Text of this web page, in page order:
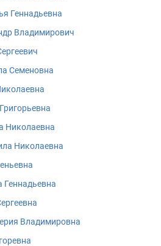
Геннадьевна
Владимирович
Семеновна
Николаевна
Николаевна
Геннадьевна
Владимировна